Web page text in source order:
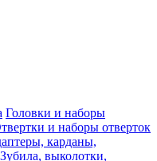
Головки и наборы
и наборы отверток
карданы,
Зубила, выколотки,